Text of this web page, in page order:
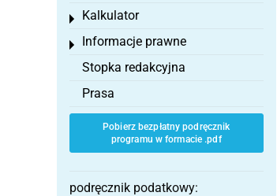
Kalkulator
Toggle menu
Informacje prawne
Toggle menu
Stopka redakcyjna
Prasa
Pobierz bezpłatny podręcznik
programu w formacie .pdf
podręcznik podatkowy: